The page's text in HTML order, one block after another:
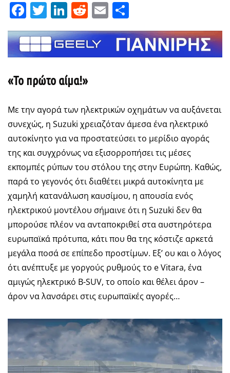
Facebook
Twitter
LinkedIn
Reddit
Email
«Το πρώτο αίμα!»
Με την αγορά των ηλεκτρικών οχημάτων να αυξάνεται
συνεχώς, η Suzuki χρειαζόταν άμεσα ένα ηλεκτρικό
αυτοκίνητο για να προστατεύσει το μερίδιο αγοράς
της και συγχρόνως να εξισορροπήσει τις μέσες
εκπομπές ρύπων του στόλου της στην Ευρώπη. Καθώς,
παρά το γεγονός ότι διαθέτει μικρά αυτοκίνητα με
χαμηλή κατανάλωση καυσίμου, η απουσία ενός
ηλεκτρικού μοντέλου σήμαινε ότι η Suzuki δεν θα
μπορούσε πλέον να ανταποκριθεί στα αυστηρότερα
ευρωπαϊκά πρότυπα, κάτι που θα της κόστιζε αρκετά
μεγάλα ποσά σε επίπεδο προστίμων. Εξ’ ου και ο λόγος
ότι ανέπτυξε με γοργούς ρυθμούς το e Vitara, ένα
αμιγώς ηλεκτρικό B-SUV, το οποίο και θέλει άρον –
άρον να λανσάρει στις ευρωπαϊκές αγορές…